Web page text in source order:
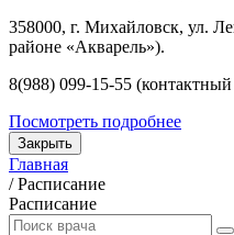
358000, г. Михайловск, ул.
районе «Акварель»).
8(988) 099-15-55
Посмотреть подробнее
Закрыть
Главная
/ Расписание
Расписание